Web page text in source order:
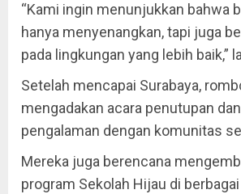
“Kami ingin menunjukkan bahwa
hanya menyenangkan, tapi juga
pada lingkungan yang lebih baik,”
Setelah mencapai Surabaya,
mengadakan acara penutupan
pengalaman dengan komunitas
Mereka juga berencana
program Sekolah Hijau di